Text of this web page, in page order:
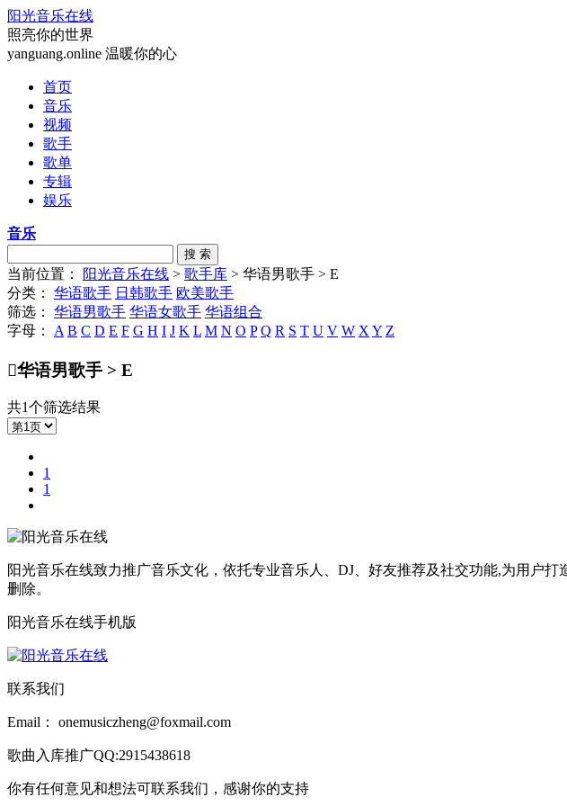
阳光音乐在线
照亮你的世界
yanguang.online 温暖你的心
首页
音乐
视频
歌手
歌单
专辑
娱乐
音乐
搜 索
当前位置： 阳光音乐在线 > 歌手库 > 华语男歌手 > E
分类： 华语歌手 日韩歌手 欧美歌手
筛选： 华语男歌手 华语女歌手 华语组合
字母： A B C D E F G H I J K L M N O P Q R S T U V W X Y Z
华语男歌手 > E
共1个筛选结果
1
1
阳光音乐在线致力推广音乐文化，依托专业音乐人、DJ、好友推荐及社交功能,为用户
删除。
阳光音乐在线手机版
联系我们
Email： onemusiczheng@foxmail.com
歌曲入库推广QQ:2915438618
你有任何意见和想法可联系我们，感谢你的支持